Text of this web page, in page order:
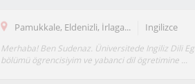
Pamukkale, Eldenizli, İrlaga... Ingilizce
Merhaba! Ben Sudenaz. Üniversitede Ingiliz Dili
bölümü ögrencisiyim ve yabanci dil ögretimine ...